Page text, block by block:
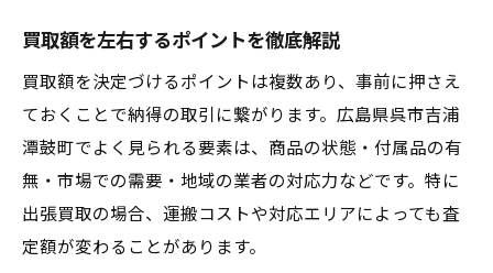
買取額を左右するポイントを徹底解説
買取額を決定づけるポイントは複数あり、事前に押さえ
ておくことで納得の取引に繋がります。広島県呉市吉浦
潭鼓町でよく見られる要素は、商品の状態・付属品の有
無・市場での需要・地域の業者の対応力などです。特に
出張買取の場合、運搬コストや対応エリアによっても査
定額が変わることがあります。